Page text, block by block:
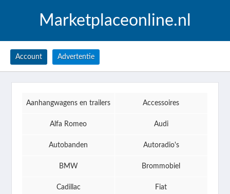
Marketplaceonline.nl
Account Advertentie
Aanhangwagens en trailers Accessoires
Alfa Romeo Audi
Autobanden Autoradio's
BMW Brommobiel
Cadillac Fiat